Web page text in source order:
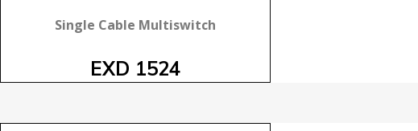
EXD 1524
Single Cable Multiswitch